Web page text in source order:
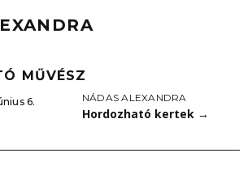
MŰVÉSZ
6. NÁDAS ALEXANDRA
Hordozható kertek →